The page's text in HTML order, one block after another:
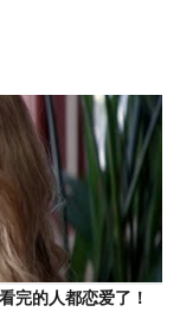
完的人都恋爱了！